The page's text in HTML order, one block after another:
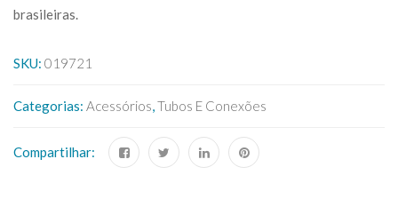
brasileiras.
SKU: 019721
Categorias: Acessórios,Tubos E Conexões
Compartilhar: